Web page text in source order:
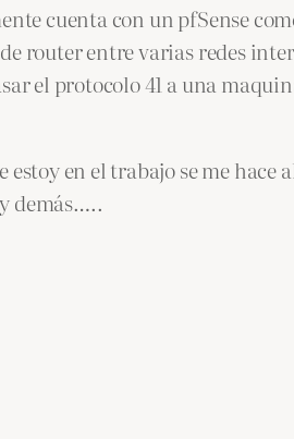
cuenta con un pfSense
router entre varias redes
el protocolo 41 a una
en el trabajo se me
demás…..